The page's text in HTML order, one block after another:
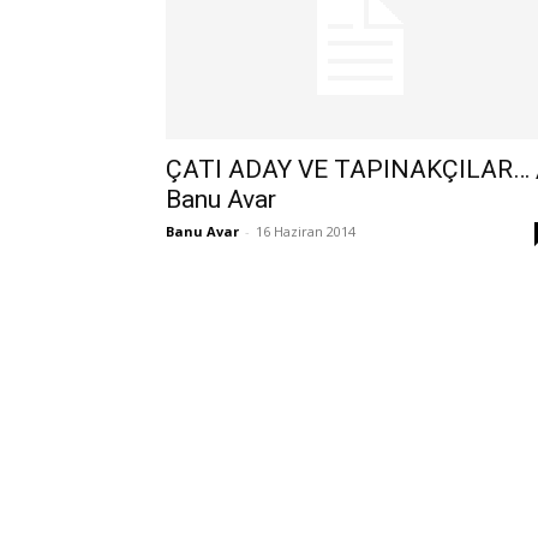
ÇATI ADAY VE TAPINAKÇILAR…
Banu Avar
Banu Avar - 16 Haziran 2014